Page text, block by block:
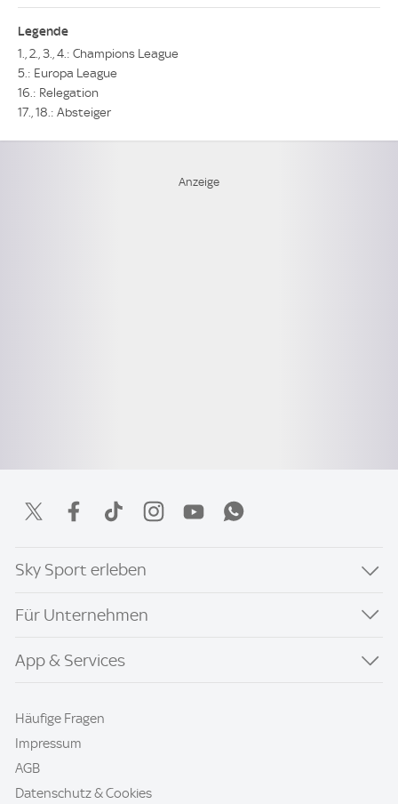
Legende
1., 2., 3., 4.: Champions League
5.: Europa League
16.: Relegation
17., 18.: Absteiger
Sky Sport erleben
Für Unternehmen
App & Services
Häufige Fragen
Impressum
AGB
Datenschutz & Cookies